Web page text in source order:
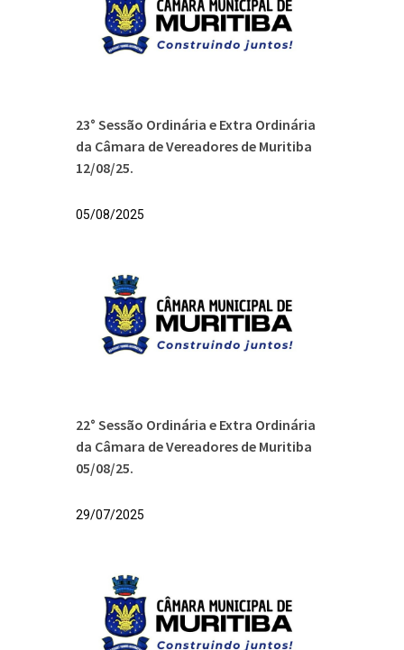
23° Sessão Ordinária e Extra Ordinária
da Câmara de Vereadores de Muritiba
12/08/25.
05/08/2025
22° Sessão Ordinária e Extra Ordinária
da Câmara de Vereadores de Muritiba
05/08/25.
29/07/2025